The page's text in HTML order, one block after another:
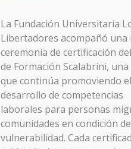
La Fundación Universitaria
Libertadores acompañó una
ceremonia de certificación
de Formación Scalabrini,
que continúa promoviendo el
desarrollo de competencias
laborales para personas
comunidades en condición de
vulnerabilidad. Cada